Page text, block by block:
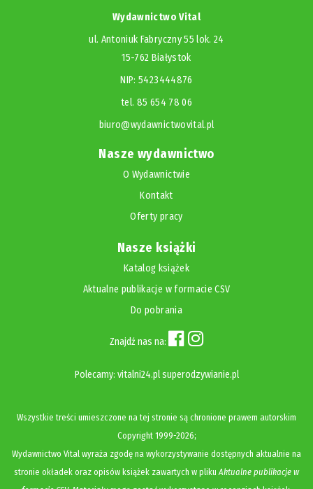
Wydawnictwo Vital
ul. Antoniuk Fabryczny 55 lok. 24
15-762 Białystok
NIP: 5423444876
tel. 85 654 78 06
biuro@wydawnictwovital.pl
Nasze wydawnictwo
O Wydawnictwie
Kontakt
Oferty pracy
Nasze książki
Katalog książek
Aktualne publikacje w formacie CSV
Do pobrania
Znajdź nas na:
Polecamy: vitalni24.pl superodzywianie.pl
Wszystkie treści umieszczone na tej stronie są chronione prawem autorskim
Copyright1999-2026;
Wydawnictwo Vital wyraża zgodę na wykorzystywanie dostępnych aktualnie na
stronie okładek oraz opisów książek zawartych w plikuAktualne publikacje w